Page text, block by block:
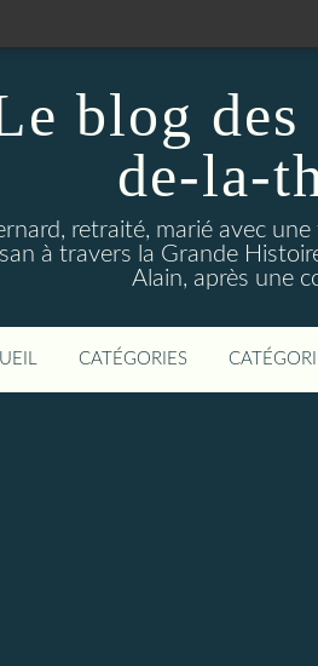
blog
de-la-
retraité, marié avec
à travers la Grande
Alain, après une
CATÉGORIES